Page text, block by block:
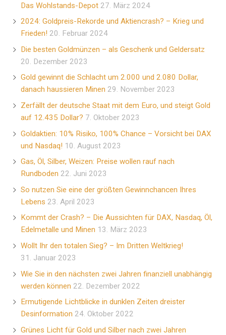
Das Wohlstands-Depot 27. März 2024
2024: Goldpreis-Rekorde und Aktiencrash? – Krieg und
Frieden! 20. Februar 2024
Die besten Goldmünzen – als Geschenk und Geldersatz
20. Dezember 2023
Gold gewinnt die Schlacht um 2.000 und 2.080 Dollar,
danach haussieren Minen 29. November 2023
Zerfällt der deutsche Staat mit dem Euro, und steigt Gold
auf 12.435 Dollar? 7. Oktober 2023
Goldaktien: 10% Risiko, 100% Chance – Vorsicht bei DAX
und Nasdaq! 10. August 2023
Gas, Öl, Silber, Weizen: Preise wollen rauf nach
Rundboden 22. Juni 2023
So nutzen Sie eine der größten Gewinnchancen Ihres
Lebens 23. April 2023
Kommt der Crash? – Die Aussichten für DAX, Nasdaq, Öl,
Edelmetalle und Minen 13. März 2023
Wollt Ihr den totalen Sieg? – Im Dritten Weltkrieg!
31. Januar 2023
Wie Sie in den nächsten zwei Jahren finanziell unabhängig
werden können 22. Dezember 2022
Ermutigende Lichtblicke in dunklen Zeiten dreister
Desinformation 24. Oktober 2022
Grünes Licht für Gold und Silber nach zwei Jahren